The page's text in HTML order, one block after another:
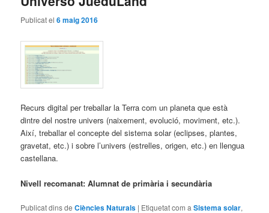
Publicat el6 maig 2016
Recurs digital per treballar la Terra com un planeta que està
dintre del nostre univers (naixement, evolució, moviment, etc.).
Així, treballar el concepte del sistema solar (eclipses, plantes,
gravetat, etc.) i sobre l’univers (estrelles, origen, etc.) en llengua
castellana.
Nivell recomanat: Alumnat de primària i secundària
Publicat dins de Ciències Naturals | Etiquetat com a Sistema solar,